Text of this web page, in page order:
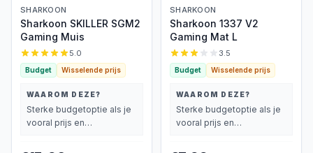
SHARKOON
Sharkoon SKILLER SGM2
Gaming Muis
5.0
Budget Wisselende prijs
WAAROM DEZE?
Sterke budgetoptie als je
vooral prijs en
SHARKOON
Sharkoon 1337 V2
Gaming Mat L
3.5
Budget Wisselende prijs
WAAROM DEZE?
Sterke budgetoptie als je
vooral prijs en